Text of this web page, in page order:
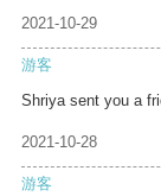
2021-10-29
游客
Shriya sent you a
2021-10-28
游客